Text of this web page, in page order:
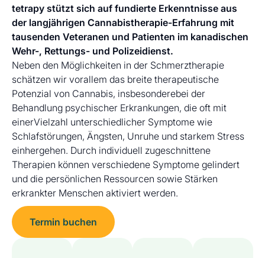
tetrapy stützt sich auf fundierte Erkenntnisse aus
der langjährigen Cannabistherapie-Erfahrung mit
tausenden Veteranen und Patienten im kanadischen
Wehr-, Rettungs- und Polizeidienst.
Neben den Möglichkeiten in der Schmerztherapie
schätzen wir vorallem das breite therapeutische
Potenzial von Cannabis, insbesonderebei der
Behandlung psychischer Erkrankungen, die oft mit
einerVielzahl unterschiedlicher Symptome wie
Schlafstörungen, Ängsten, Unruhe und starkem Stress
einhergehen. Durch individuell zugeschnittene
Therapien können verschiedene Symptome gelindert
und die persönlichen Ressourcen sowie Stärken
erkrankter Menschen aktiviert werden.
Termin buchen